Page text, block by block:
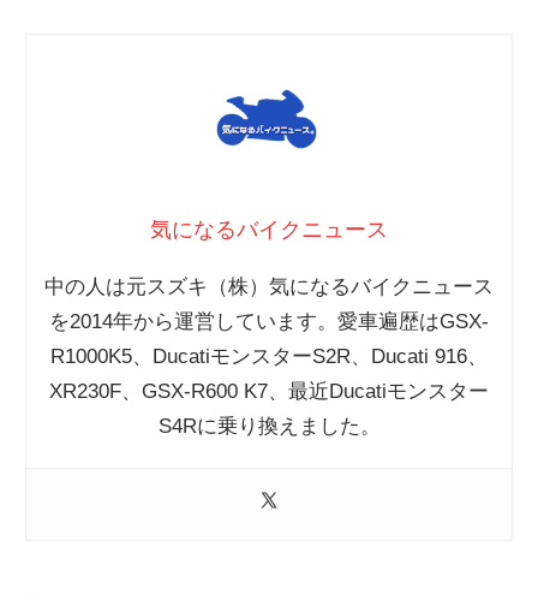
気になるバイクニュース
中の人は元スズキ（株）気になるバイクニュース
を2014年から運営しています。愛車遍歴はGSX-
R1000K5、DucatiモンスターS2R、Ducati 916、
XR230F、GSX-R600 K7、最近Ducatiモンスター
S4Rに乗り換えました。